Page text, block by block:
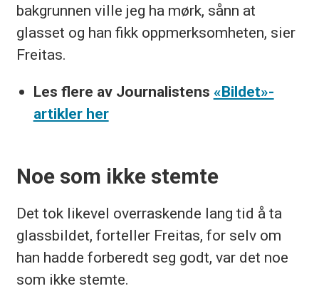
bakgrunnen ville jeg ha mørk, sånn at
glasset og han fikk oppmerksomheten, sier
Freitas.
Les flere av Journalistens «Bildet»-
artikler her
Noe som ikke stemte
Det tok likevel overraskende lang tid å ta
glassbildet, forteller Freitas, for selv om
han hadde forberedt seg godt, var det noe
som ikke stemte.